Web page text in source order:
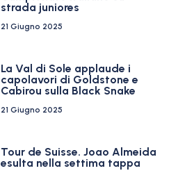
strada juniores
21 Giugno 2025
La Val di Sole applaude i
capolavori di Goldstone e
Cabirou sulla Black Snake
21 Giugno 2025
Tour de Suisse. Joao Almeida
esulta nella settima tappa